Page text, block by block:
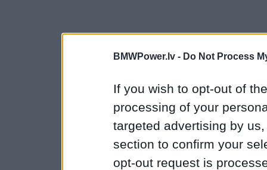
BMWPower.lv - Do Not Process
If you wish to opt-out of
processing of your
targeted advertising by
section to confirm your
opt-out request is